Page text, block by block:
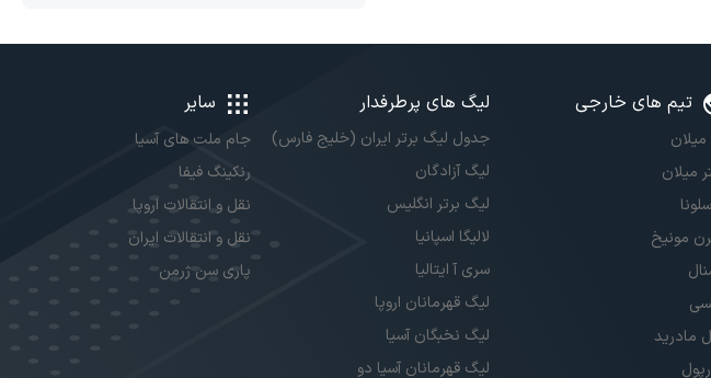
تیم های خارجی
میلان
مونیخ
مادرید
لیگ های پرطرفدار
جدول لیگ برتر ایران (خلیج فارس)
لیگ آزادگان
لیگ برتر انگلیس
لالیگا اسپانیا
سری آ ایتالیا
لیگ قهرمانان اروپا
لیگ نخبگان آسیا
لیگ قهرمانان آسیا دو
سایر
جام ملت های آسیا
رنکینگ فیفا
نقل و انتقالات اروپا
نقل و انتقالات ایران
پاری سن ژرمن